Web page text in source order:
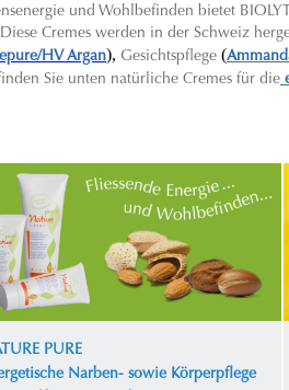
und Wohlbefinden bietet
Cremes werden in der Schweiz
HV Argan), Gesichtspflege (
Sie unten natürliche Cremes für die
PURE
Narben- sowie Körperpflege